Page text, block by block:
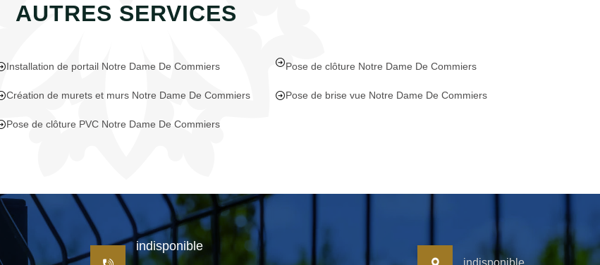
AUTRES SERVICES
Installation de portail Notre Dame De Commiers
Création de murets et murs Notre Dame De Commiers
Pose de clôture PVC Notre Dame De Commiers
Pose de clôture Notre Dame De Commiers
Pose de brise vue Notre Dame De Commiers
indisponible
indisponible